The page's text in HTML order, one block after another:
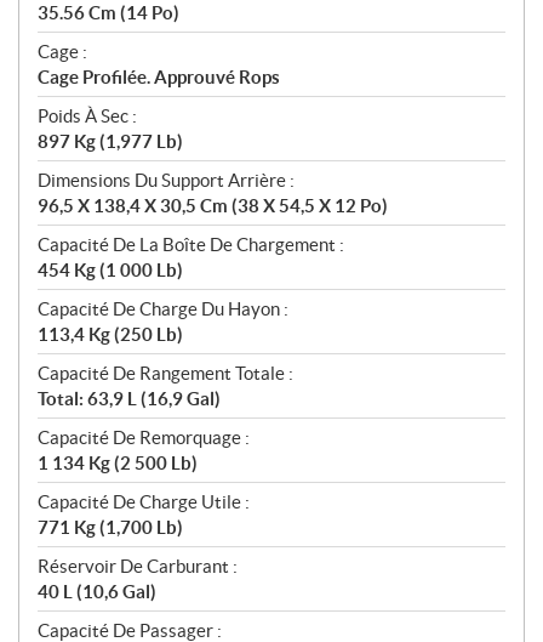
35.56 Cm (14 Po)
Cage :
Cage Profilée. Approuvé Rops
Poids À Sec :
897 Kg (1,977 Lb)
Dimensions Du Support Arrière :
96,5 X 138,4 X 30,5 Cm (38 X 54,5 X 12 Po)
Capacité De La Boîte De Chargement :
454 Kg (1 000 Lb)
Capacité De Charge Du Hayon :
113,4 Kg (250 Lb)
Capacité De Rangement Totale :
Total: 63,9 L (16,9 Gal)
Capacité De Remorquage :
1 134 Kg (2 500 Lb)
Capacité De Charge Utile :
771 Kg (1,700 Lb)
Réservoir De Carburant :
40 L (10,6 Gal)
Capacité De Passager :